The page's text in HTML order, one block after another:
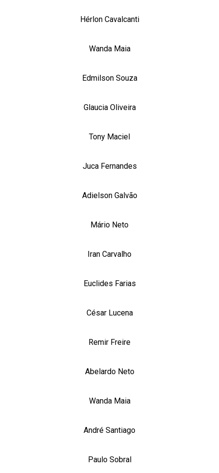
Hérlon Cavalcanti
Wanda Maia
Edmilson Souza
Glaucia Oliveira
Tony Maciel
Juca Fernandes
Adielson Galvão
Mário Neto
Iran Carvalho
Euclides Farias
César Lucena
Remir Freire
Abelardo Neto
Wanda Maia
André Santiago
Paulo Sobral